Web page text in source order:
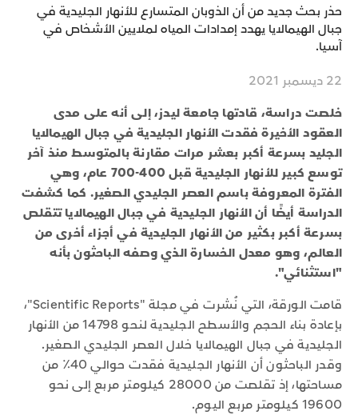
حذر بحث جديد من أن الذوبان المتسارع للأنهار الجليدية في
جبال الهيمالايا يهدد إمدادات المياه لملايين الأشخاص في
آسيا.
22 ديسمبر 2021
خلصت دراسة، قادتها جامعة ليدز، إلى أنه على مدى
العقود الأخيرة فقدت الأنهار الجليدية في جبال الهيمالايا
الجليد بسرعة أكبر بعشر مرات مقارنة بالمتوسط ​​منذ آخر
توسع كبير للأنهار الجليدية قبل 400-700 عام، وهي
الفترة المعروفة باسم العصر الجليدي الصغير. كما كشفت
الدراسة أيضًا أن الأنهار الجليدية في جبال الهيمالايا تتقلص
بسرعة أكبر بكثير من الأنهار الجليدية في أجزاء أخرى من
العالم، وهو معدل الخسارة الذي وصفه الباحثون بأنه
"استثنائي".
قامت الورقة، التي نُشرت في مجلة "Scientific Reports"،
بإعادة بناء الحجم والأسطح الجليدية لنحو 14798 من الأنهار
الجليدية في جبال الهيمالايا خلال العصر الجليدي الصغير.
وقدر الباحثون أن الأنهار الجليدية فقدت حوالي 40٪ من
مساحتها، إذ تقلصت من 28000 كيلومتر مربع إلى نحو
19600 كيلومتر مربع اليوم.